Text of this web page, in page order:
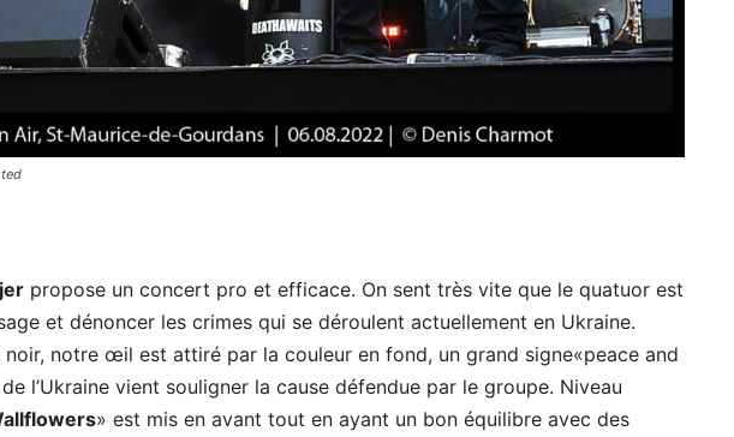
propose un concert pro et efficace. On sent très vite que le quatuor est
et dénoncer les crimes qui se déroulent actuellement en Ukraine.
noir, notre œil est attiré par la couleur en fond, un grand signe«peace and
l’Ukraine vient souligner la cause défendue par le groupe. Niveau
» est mis en avant tout en ayant un bon équilibre avec des